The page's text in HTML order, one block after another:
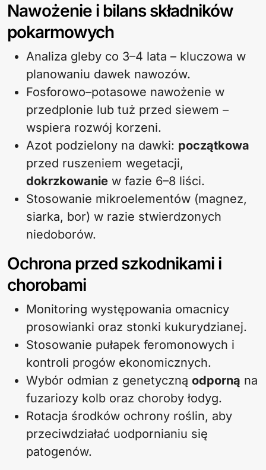
Nawożenie i bilans składników
pokarmowych
Analiza gleby co 3–4 lata – kluczowa w
planowaniu dawek nawozów.
Fosforowo–potasowe nawożenie w
przedplonie lub tuż przed siewem –
wspiera rozwój korzeni.
Azot podzielony na dawki: początkowa
przed ruszeniem wegetacji,
dokrzkowanie w fazie 6–8 liści.
Stosowanie mikroelementów (magnez,
siarka, bor) w razie stwierdzonych
niedoborów.
Ochrona przed szkodnikami i
chorobami
Monitoring występowania omacnicy
prosowianki oraz stonki kukurydzianej.
Stosowanie pułapek feromonowych i
kontroli progów ekonomicznych.
Wybór odmian z genetyczną odporną na
fuzariozy kolb oraz choroby łodyg.
Rotacja środków ochrony roślin, aby
przeciwdziałać uodpornianiu się
patogenów.